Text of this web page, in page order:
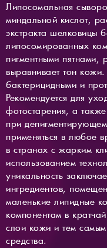
Липосомальная
миндальной кислот,
экстракта шелковицы
липосомированных
пигментными
выравнивает тон
бактерицидными и
Рекомендуется для
фотостарения, а
при
применяться в любое
в странах с жарким
использованием
уникальность
ингредиентов,
маленькие липидные
компонентам в
слои кожи и тем
средства.